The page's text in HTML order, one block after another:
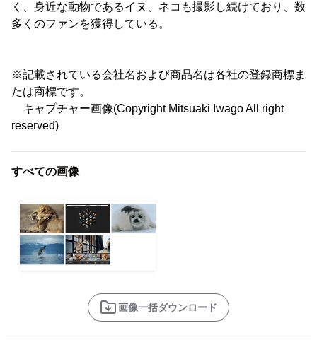
く、身近な動物であるイヌ、ネコも撮影し続けており、数
多くのファンを獲得している。
※記載されている会社名および商品名は各社の登録商標ま
たは商標です。
キャプチャー画像(Copyright Mitsuaki Iwago All right
reserved)
すべての画像
画像一括ダウンロード